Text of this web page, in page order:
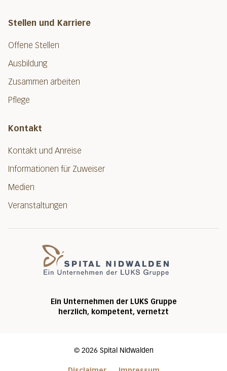
Stellen und Karriere
Offene Stellen
Ausbildung
Zusammen arbeiten
Pflege
Kontakt
Kontakt und Anreise
Informationen für Zuweiser
Medien
Veranstaltungen
Ein Unternehmen der LUKS Gruppe
herzlich, kompetent, vernetzt
© 2026 Spital Nidwalden